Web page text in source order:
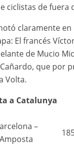
ciclistas de fuera
claramente
El francés
de Mucio
que por
Volta.
a Catalunya
–
Amposta